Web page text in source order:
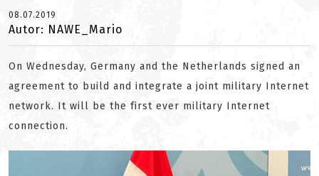
08.07.2019
Autor: NAWE_Mario
On Wednesday, Germany and the Netherlands signed an
agreement to build and integrate a joint military Internet
network. It will be the first ever military Internet
connection.